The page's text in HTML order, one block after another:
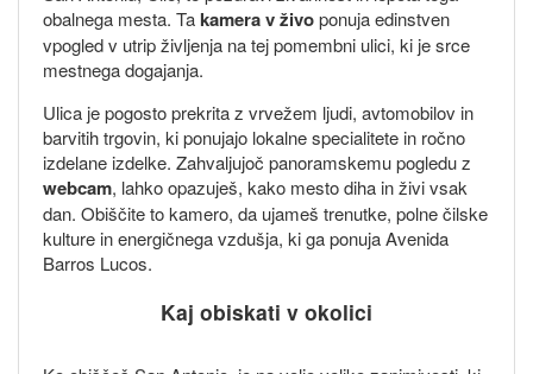
obalnega mesta. Takamera v živoponuja edinstven
vpogled v utrip življenja na tej pomembni ulici, ki je srce
mestnega dogajanja.
Ulica je pogosto prekrita z vrvežem ljudi, avtomobilov in
barvitih trgovin, ki ponujajo lokalne specialitete in ročno
izdelane izdelke. Zahvaljujoč panoramskemu pogledu z
webcam, lahko opazuješ, kako mesto diha in živi vsak
dan. Obiščite to kamero, da ujameš trenutke, polne čilske
kulture in energičnega vzdušja, ki ga ponuja Avenida
Barros Lucos.
Kaj obiskati v okolici